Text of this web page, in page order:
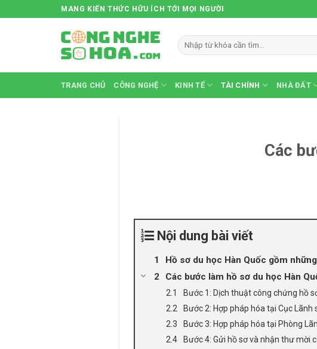
to
MANG KIẾN THỨC HỮU ÍCH TỚI MỌI NGƯỜI
TRANG CHỦ CÔNG NGHỆ KINH TẾ TÀI CHÍNH NHÀ ĐẤT
Các
Nội dung bài viết
Hồ sơ du học Hàn Quốc gồm
Các bước làm hồ sơ du học Hàn
Bước 1: Dịch thuật công chứng hồ
Bước 2: Hợp pháp hóa tại Cục Lãnh
Bước 3: Hợp pháp hóa tại Phòng
Bước 4: Gửi hồ sơ và nhận thư mời